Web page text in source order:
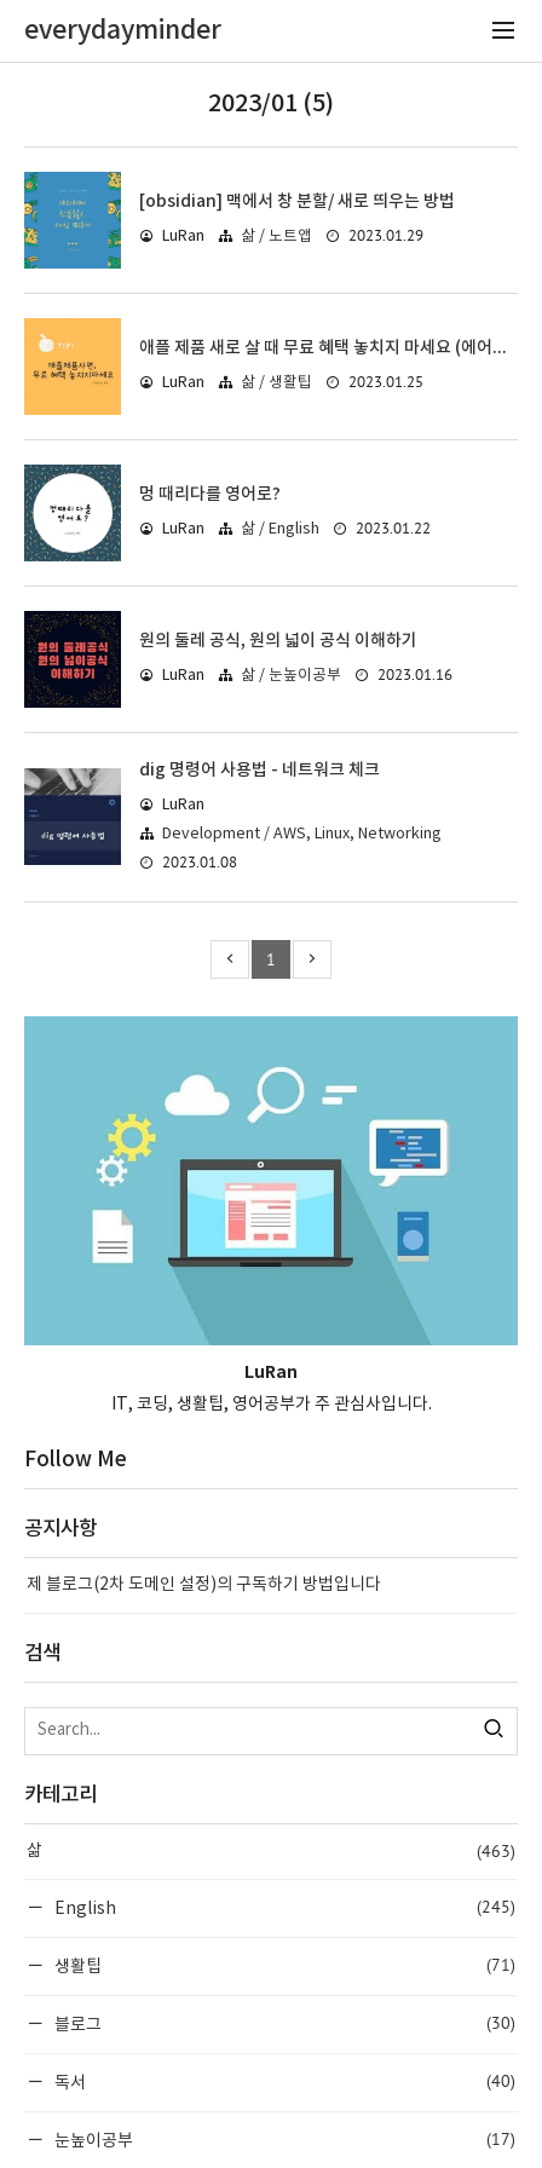
everydayminder
2023/01 (5)
[obsidian] 맥에서 창 분할/ 새로 띄우는 방법
LuRan 삶 / 노트앱 2023.01.29
애플 제품 새로 살 때 무료 혜택 놓치지 마세요 (에어팟, 맥북, 아이패드, 아이폰, 애플TV 등)
LuRan 삶 / 생활팁 2023.01.25
멍 때리다를 영어로?
LuRan 삶 / English 2023.01.22
원의 둘레 공식, 원의 넓이 공식 이해하기
LuRan 삶 / 눈높이공부 2023.01.16
dig 명령어 사용법 - 네트워크 체크
LuRan
Development / AWS, Linux, Networking
2023.01.08
1
LuRan
IT, 코딩, 생활팁, 영어공부가 주 관심사입니다.
Follow Me
공지사항
제 블로그(2차 도메인 설정)의 구독하기 방법입니다
검색
카테고리
삶 (463)
English (245)
생활팁 (71)
블로그 (30)
독서 (40)
눈높이공부 (17)